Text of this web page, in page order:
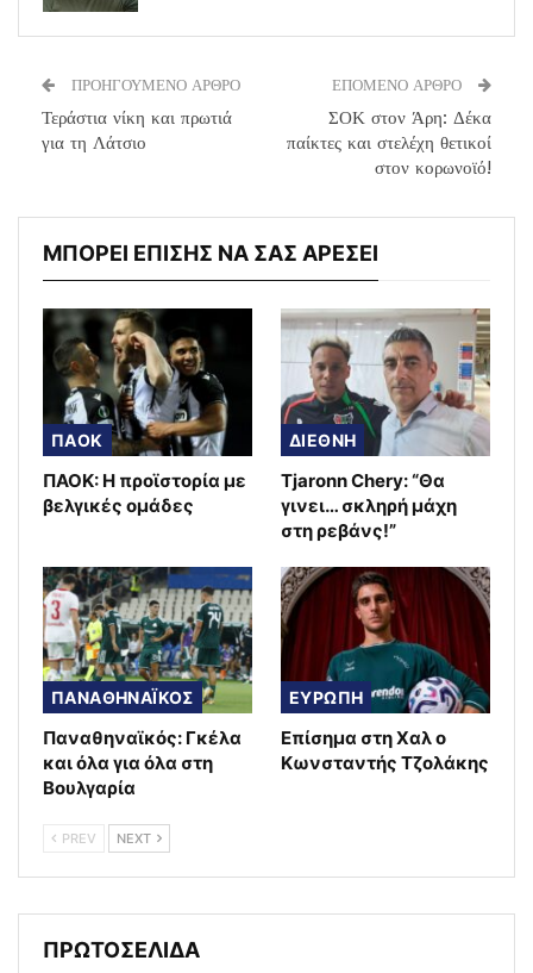
ΠΡΟΗΓΟΥΜΕΝΟ ΑΡΘΡΟ
Τεράστια νίκη και πρωτιά
για τη Λάτσιο
ΕΠΟΜΕΝΟ ΑΡΘΡΟ
ΣΟΚ στον Άρη: Δέκα
παίκτες και στελέχη θετικοί
στον κορωνοϊό!
ΜΠΟΡΕΙ ΕΠΙΣΗΣ ΝΑ ΣΑΣ ΑΡΕΣΕΙ
ΠΑΟΚ
ΠΑΟΚ: Η προϊστορία με
βελγικές ομάδες
ΔΙΕΘΝΗ
Tjaronn Chery: “Θα
γινει… σκληρή μάχη
στη ρεβάνς!”
ΠΑΝΑΘΗΝΑΪΚΟΣ
Παναθηναϊκός: Γκέλα
και όλα για όλα στη
Βουλγαρία
ΕΥΡΩΠΗ
Επίσημα στη Χαλ ο
Κωνσταντής Τζολάκης
PREV NEXT
ΠΡΩΤΟΣΕΛΙΔΑ